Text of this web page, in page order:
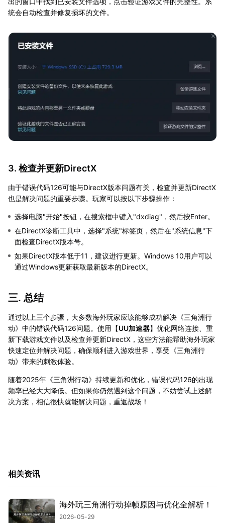
统会自动检查并修复损坏的文件。
3. 检查并更新DirectX
由于错误代码126可能与DirectX版本问题有关，检查并更新DirectX
也是解决问题的重要步骤。玩家可以按以下步骤操作：
选择电脑"开始"按钮，在搜索框中键入"dxdiag"，然后按Enter。
在DirectX诊断工具中，选择"系统"标签页，然后在"系统信息"下
面检查DirectX版本号。
如果DirectX版本低于11，建议进行更新。Windows 10用户可以
通过Windows更新获取最新版本的DirectX。
三. 总结
通过以上三个步骤，大多数海外玩家应该能够成功解决《三角洲行
动》中的错误代码126问题。使用【UU加速器】优化网络连接、重
新下载游戏文件以及检查并更新DirectX，这些方法能帮助海外玩家
快速定位并解决问题，确保顺利进入游戏世界，享受《三角洲行
动》带来的刺激体验。
随着2025年《三角洲行动》持续更新和优化，错误代码126的出现
频率已经大大降低。但如果你仍然遇到这个问题，不妨尝试上述解
决方案，相信很快就能解决问题，重返战场！
相关资讯
海外玩三角洲行动掉帧原因与优化全解析！
2026-05-29